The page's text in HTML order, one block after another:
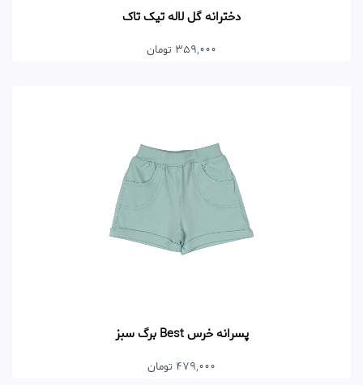
دخترانه گل لاله تیک تاک
359,000 تومان
پسرانه خرس Best برگ سبز
479,000 تومان